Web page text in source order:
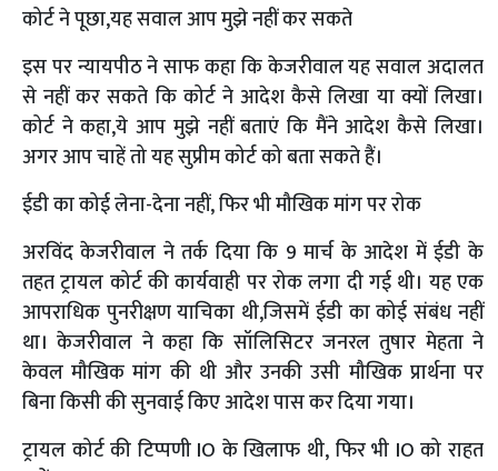
कोर्ट ने पूछा,यह सवाल आप मुझे नहीं कर सकते
इस पर न्यायपीठ ने साफ कहा कि केजरीवाल यह सवाल अदालत
से नहीं कर सकते कि कोर्ट ने आदेश कैसे लिखा या क्यों लिखा।
कोर्ट ने कहा,ये आप मुझे नहीं बताएं कि मैंने आदेश कैसे लिखा।
अगर आप चाहें तो यह सुप्रीम कोर्ट को बता सकते हैं।
ईडी का कोई लेना-देना नहीं, फिर भी मौखिक मांग पर रोक
अरविंद केजरीवाल ने तर्क दिया कि 9 मार्च के आदेश में ईडी के
तहत ट्रायल कोर्ट की कार्यवाही पर रोक लगा दी गई थी। यह एक
आपराधिक पुनरीक्षण याचिका थी,जिसमें ईडी का कोई संबंध नहीं
था। केजरीवाल ने कहा कि सॉलिसिटर जनरल तुषार मेहता ने
केवल मौखिक मांग की थी और उनकी उसी मौखिक प्रार्थना पर
बिना किसी की सुनवाई किए आदेश पास कर दिया गया।
ट्रायल कोर्ट की टिप्पणी IO के खिलाफ थी, फिर भी IO को राहत